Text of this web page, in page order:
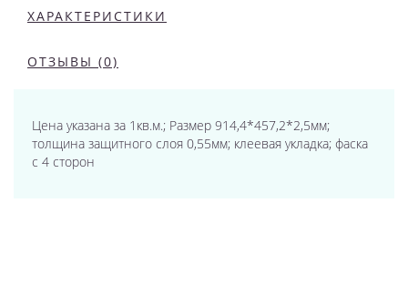
ХАРАКТЕРИСТИКИ
ОТЗЫВЫ (0)
Цена указана за 1кв.м.; Размер 914,4*457,2*2,5мм;
толщина защитного слоя 0,55мм; клеевая укладка; фаска
с 4 сторон